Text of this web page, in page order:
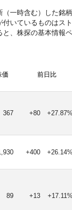
一時含む）した銘柄
いているものはスト
、株探の基本情報
価 前日比
367 +80 +27.87%
+400 +26.14%
89 +13 +17.11%